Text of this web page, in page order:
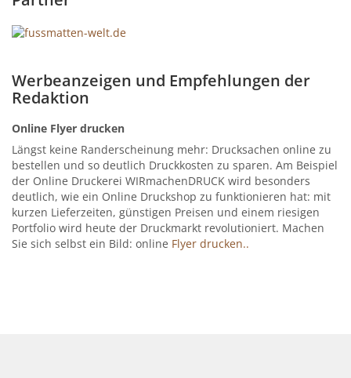
Werbeanzeigen und Empfehlungen der
Redaktion
Online Flyer drucken
Längst keine Randerscheinung mehr: Drucksachen online zu
bestellen und so deutlich Druckkosten zu sparen. Am Beispiel
der Online Druckerei WIRmachenDRUCK wird besonders
deutlich, wie ein Online Druckshop zu funktionieren hat: mit
kurzen Lieferzeiten, günstigen Preisen und einem riesigen
Portfolio wird heute der Druckmarkt revolutioniert. Machen
Sie sich selbst ein Bild: online Flyer drucken..